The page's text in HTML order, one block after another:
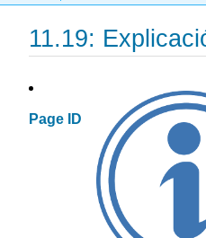
11.19:
Page ID